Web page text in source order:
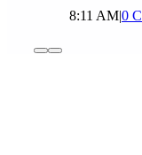
8:11 AM|0